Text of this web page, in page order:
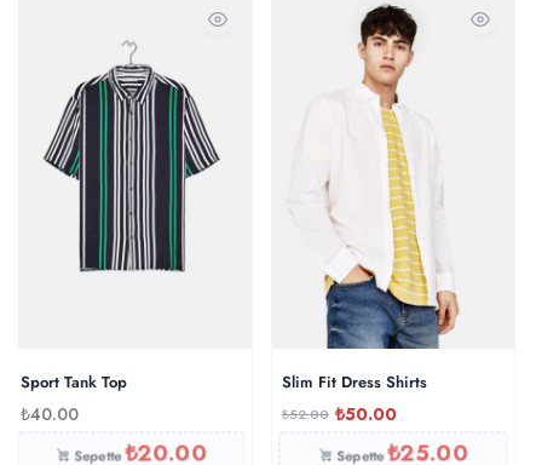
Sport Tank Top
₺40.00
Sepette₺20.00
Slim Fit Dress Shirts
₺52.00 ₺50.00
Sepette₺25.00